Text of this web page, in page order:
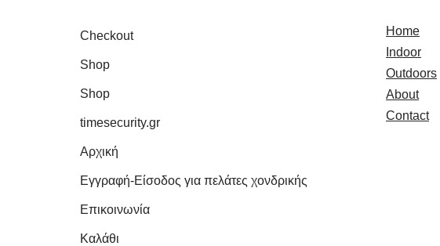
Checkout
Shop
Shop
timesecurity.gr
Αρχική
Εγγραφή-Είσοδος για πελάτες χονδρικής
Επικοινωνία
Καλάθι
Home
Indoor
Outdoors
About
Contact